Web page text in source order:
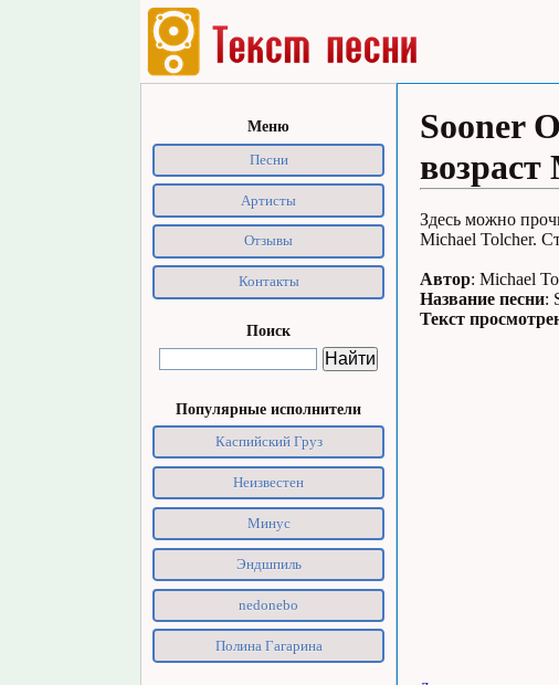
Меню
Песни
Артисты
Отзывы
Контакты
Поиск
Популярные исполнители
Каспийский Груз
Неизвестен
Минус
Эндшпиль
nedonebo
Полина Гагарина
Sooner
Здесь можно
Michael Tolcher.
Автор: Michael
Название песни:
Текст